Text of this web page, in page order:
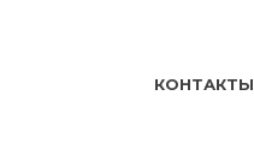
КОНТАКТЫ